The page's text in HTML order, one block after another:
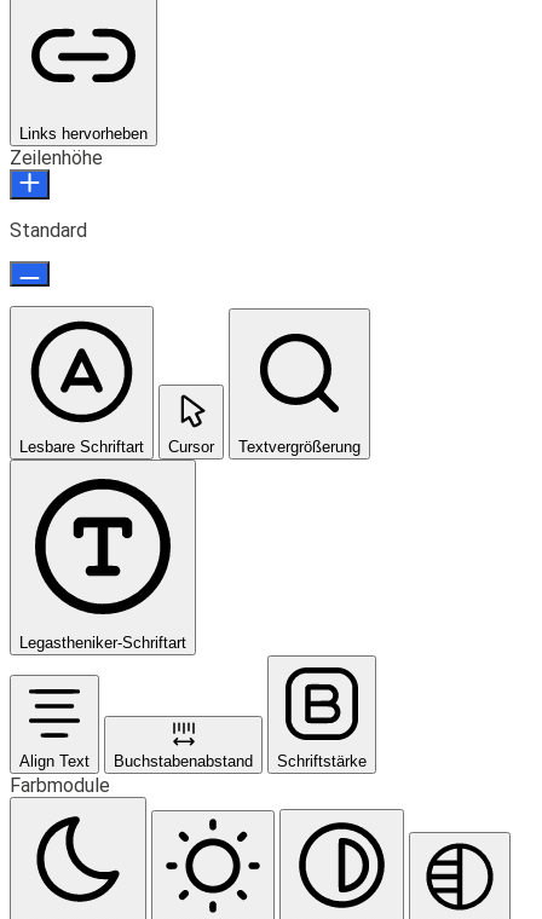
Links hervorheben
Zeilenhöhe
Standard
Lesbare Schriftart Cursor Textvergrößerung
Legastheniker-Schriftart
Align Text Buchstabenabstand Schriftstärke
Farbmodule